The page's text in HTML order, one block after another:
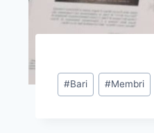
Tag
articolo:
#Bari #Membri